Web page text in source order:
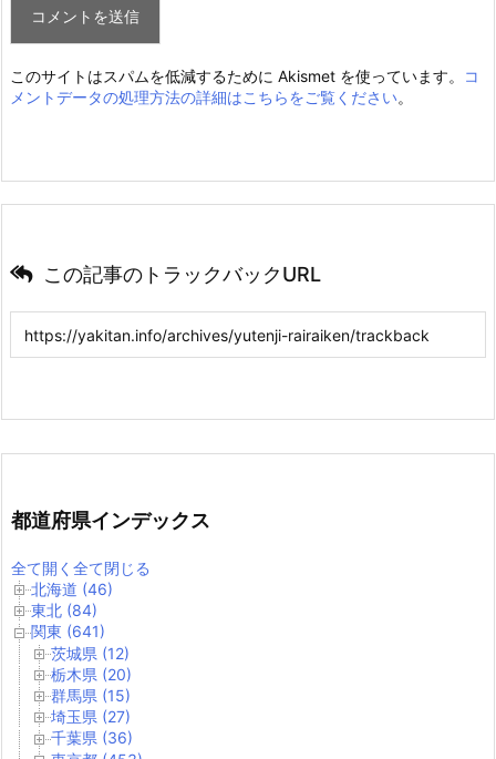
このサイトはスパムを低減するために Akismet を使っています。
コ
メントデータの処理方法の詳細はこちらをご覧ください。
この記事のトラックバックURL
都道府県インデックス
全て開く 全て閉じる
北海道 (46)
東北 (84)
関東 (641)
茨城県 (12)
栃木県 (20)
群馬県 (15)
埼玉県 (27)
千葉県 (36)